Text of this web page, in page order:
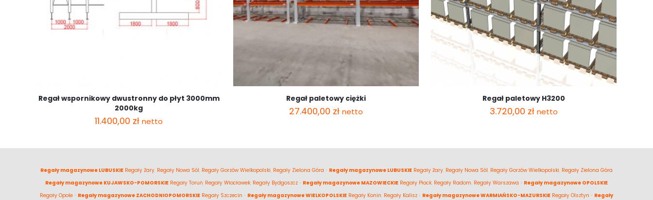
Regał wspornikowy dwustronny do płyt 3000mm
2000kg
11.400,00 zł netto
Regał paletowy ciężki
27.400,00 zł netto
Regał paletowy H3200
3.720,00 zł netto
Regały magazynowe LUBUSKIE Regały Żary Regały Nowa Sól Regały Gorzów Wielkopolski Regały Zielona Góra • Regały magazynowe LUBUSKIE Regały Żary Regały Nowa Sól Regały Gorzów Wielkopolski Regały Zielona Góra
Regały magazynowe KUJAWSKO-POMORSKIE Regały Toruń Regały Włocławek Regały Bydgoszcz • Regały magazynowe MAZOWIECKIE Regały Płock Regały Radom Regały Warszawa • Regały magazynowe OPOLSKIE
Regały Opole • Regały magazynowe ZACHODNIOPOMORSKIE Regały Szczecin • Regały magazynowe WIELKOPOLSKIE Regały Konin Regały Kalisz • Regały magazynowe WARMIAŃSKO-MAZURSKIE Regały Olsztyn • Regały